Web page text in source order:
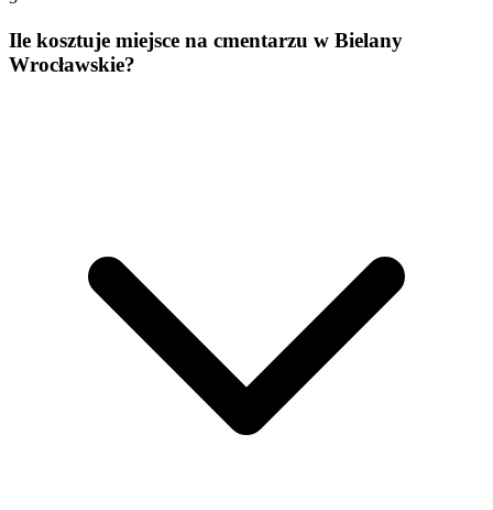
Ile kosztuje miejsce na cmentarzu w Bielany
Wrocławskie?